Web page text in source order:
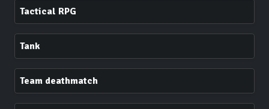
Tactical RPG
Tank
Team deathmatch